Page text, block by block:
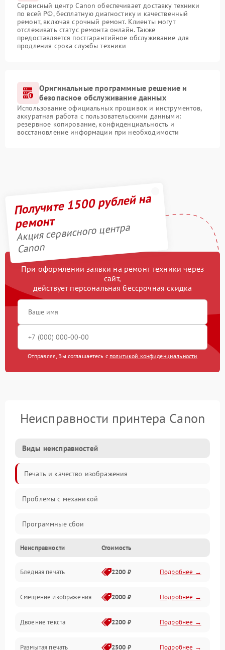
Сервисный центр Canon обеспечивает доставку техники
по всей РФ, бесплатную диагностику и качественный
ремонт, включая срочный ремонт. Клиенты могут
отслеживать статус ремонта онлайн. Также
предоставляется постгарантийное обслуживание для
продления срока службы техники
Оригинальные программные решение и
безопасное обслуживание данных
Использование официальных прошивок и инструментов,
аккуратная работа с пользовательскими данными:
резервное копирование, конфиденциальность и
восстановление информации при необходимости
Получите 1500 рублей на
ремонт
Акция сервисного центра
Canon
При оформлении заявки на ремонт техники через
сайт,
действует персональная бессрочная скидка
Отправляя, Вы соглашаетесь с политикой конфиденциальности
Неисправности принтера Canon
Виды неисправностей
Печать и качество изображения
Проблемы с механикой
Программные сбои
Программные ошибки
Картриджи и расходники
Механика и узлы
Подключение и интерфейсы
Неисправности Стоимость
Бледная печать 2200 ₽ Подробнее →
Смещение изображения 2000 ₽ Подробнее →
Двоение текста 2200 ₽ Подробнее →
Размытая печать 2500 ₽ Подробнее →